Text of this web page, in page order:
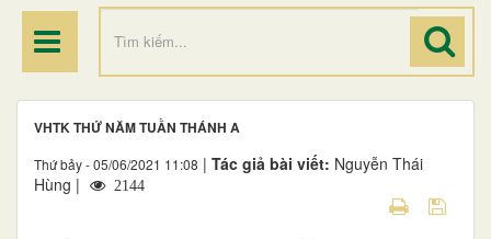
VHTK THỨ NĂM TUẦN THÁNH A
Thứ bảy - 05/06/2021 11:08 | Tác giả bài viết: Nguyễn Thái
Hùng |
2144